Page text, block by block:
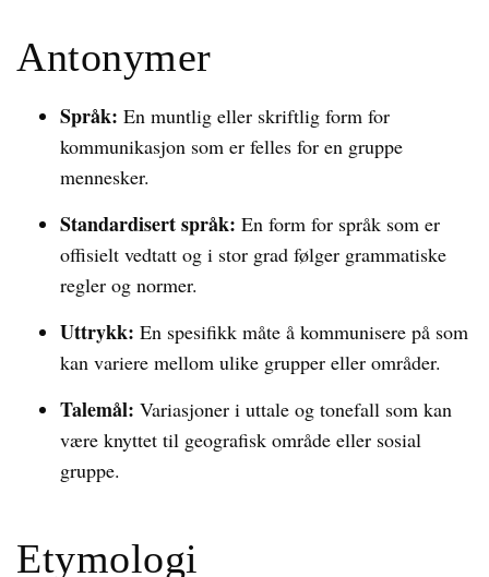
Antonymer
Språk: En muntlig eller skriftlig form for
kommunikasjon som er felles for en gruppe
mennesker.
Standardisert språk: En form for språk som er
offisielt vedtatt og i stor grad følger grammatiske
regler og normer.
Uttrykk: En spesifikk måte å kommunisere på som
kan variere mellom ulike grupper eller områder.
Talemål: Variasjoner i uttale og tonefall som kan
være knyttet til geografisk område eller sosial
gruppe.
Etymologi